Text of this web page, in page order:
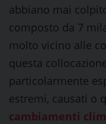
abbiano mai
composto da 7
molto vicino alle
questa
particolarmente
estremi, causati o
cambiamenti